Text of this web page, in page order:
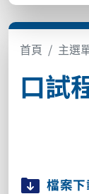
首頁 主選
口試
檔案下